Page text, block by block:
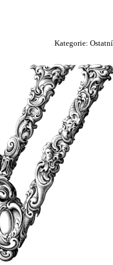
Kategorie: Ostatní